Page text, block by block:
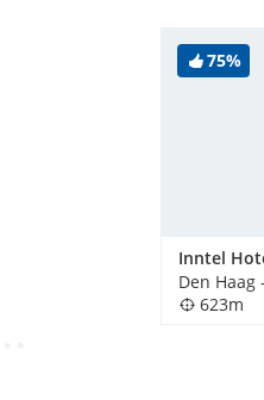
75%
623m